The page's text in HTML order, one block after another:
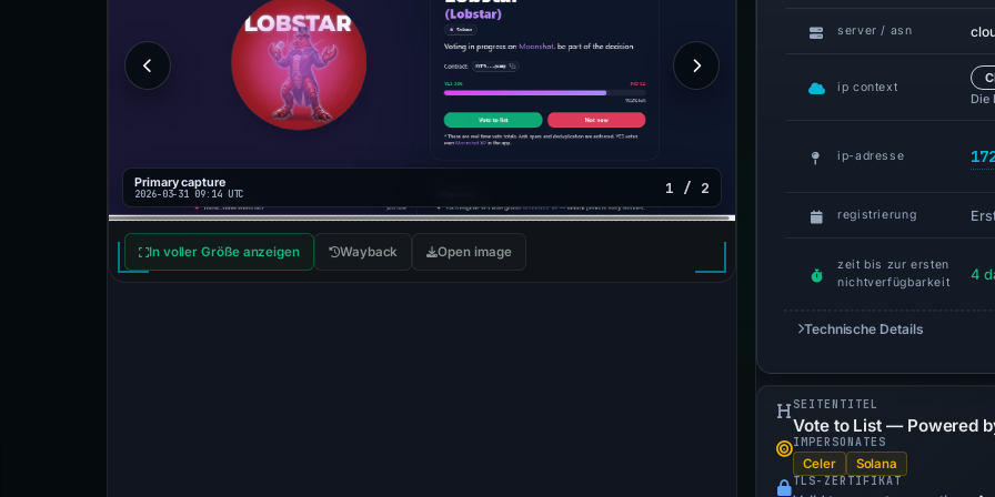
Primary capture
2026-03-31 09:14 UTC 1 / 2
In voller Größe anzeigen Wayback Open image
server / asn
ip context
Die
ip-adresse
registrierung
zeit bis zur ersten
nichtverfügbarkeit
4
Technische Details
SEITENTITEL
Vote to List — Powered
IMPERSONATES
Celer Solana
TLS-ZERTIFIKAT